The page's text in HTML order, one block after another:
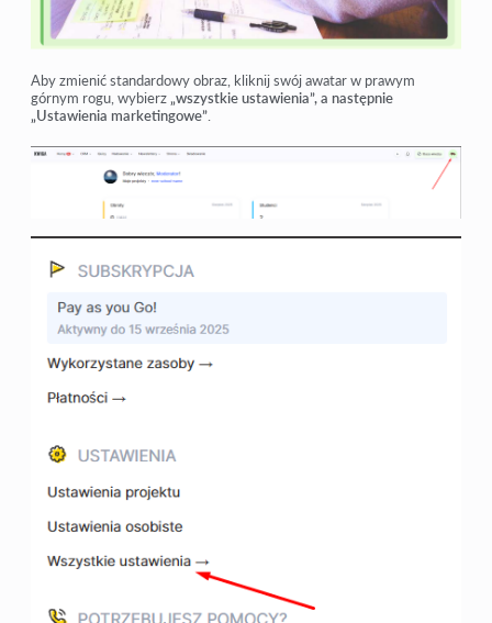
Aby zmienić standardowy obraz, kliknij swój awatar w prawym
górnym rogu, wybierz„wszystkie ustawienia”, a następnie
„Ustawienia marketingowe”